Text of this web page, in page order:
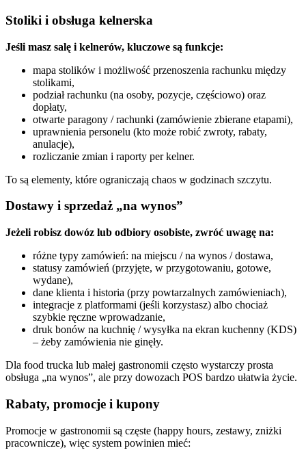
Stoliki i obsługa kelnerska
Jeśli masz salę i kelnerów, kluczowe są funkcje:
mapa stolików i możliwość przenoszenia rachunku między
stolikami,
podział rachunku (na osoby, pozycje, częściowo) oraz
dopłaty,
otwarte paragony / rachunki (zamówienie zbierane etapami),
uprawnienia personelu (kto może robić zwroty, rabaty,
anulacje),
rozliczanie zmian i raporty per kelner.
To są elementy, które ograniczają chaos w godzinach szczytu.
Dostawy i sprzedaż „na wynos”
Jeżeli robisz dowóz lub odbiory osobiste, zwróć uwagę na:
różne typy zamówień: na miejscu / na wynos / dostawa,
statusy zamówień (przyjęte, w przygotowaniu, gotowe,
wydane),
dane klienta i historia (przy powtarzalnych zamówieniach),
integracje z platformami (jeśli korzystasz) albo chociaż
szybkie ręczne wprowadzanie,
druk bonów na kuchnię / wysyłka na ekran kuchenny (KDS)
– żeby zamówienia nie ginęły.
Dla food trucka lub małej gastronomii często wystarczy prosta
obsługa „na wynos”, ale przy dowozach POS bardzo ułatwia życie.
Rabaty, promocje i kupony
Promocje w gastronomii są częste (happy hours, zestawy, zniżki
pracownicze), więc system powinien mieć: